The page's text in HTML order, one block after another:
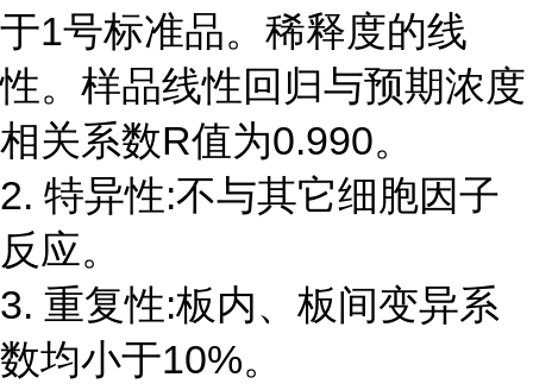
于1号标准品。稀释度的线
性。样品线性回归与预期浓度
相关系数R值为0.990。
2. 特异性:不与其它细胞因子
反应。
3. 重复性:板内、板间变异系
数均小于10%。